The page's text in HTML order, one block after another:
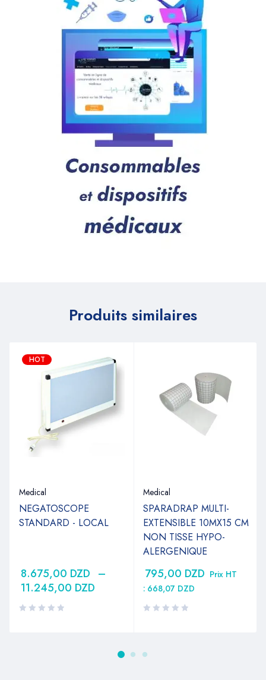
Produits similaires
HOT
Medical
NEGATOSCOPE
STANDARD - LOCAL
8.675,00 DZD –
11.245,00 DZD
Medical
SPARADRAP MULTI-
EXTENSIBLE 10MX15 CM
NON TISSE HYPO-
ALERGENIQUE
795,00 DZD Prix HT
: 668,07 DZD